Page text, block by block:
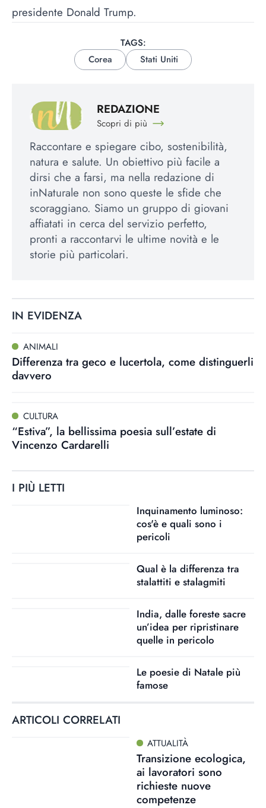
presidente Donald Trump.
TAGS:
Corea
Stati Uniti
REDAZIONE
Scopri di più
Raccontare e spiegare cibo, sostenibilità,
natura e salute. Un obiettivo più facile a
dirsi che a farsi, ma nella redazione di
inNaturale non sono queste le sfide che
scoraggiano. Siamo un gruppo di giovani
affiatati in cerca del servizio perfetto,
pronti a raccontarvi le ultime novità e le
storie più particolari.
IN EVIDENZA
ANIMALI
Differenza tra geco e lucertola, come distinguerli
davvero
CULTURA
“Estiva”, la bellissima poesia sull’estate di
Vincenzo Cardarelli
I PIÙ LETTI
Inquinamento luminoso:
cos'è e quali sono i
pericoli
Qual è la differenza tra
stalattiti e stalagmiti
India, dalle foreste sacre
un’idea per ripristinare
quelle in pericolo
Le poesie di Natale più
famose
ARTICOLI CORRELATI
ATTUALITÀ
Transizione ecologica,
ai lavoratori sono
richieste nuove
competenze